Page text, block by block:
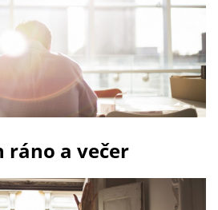
ráno a večer